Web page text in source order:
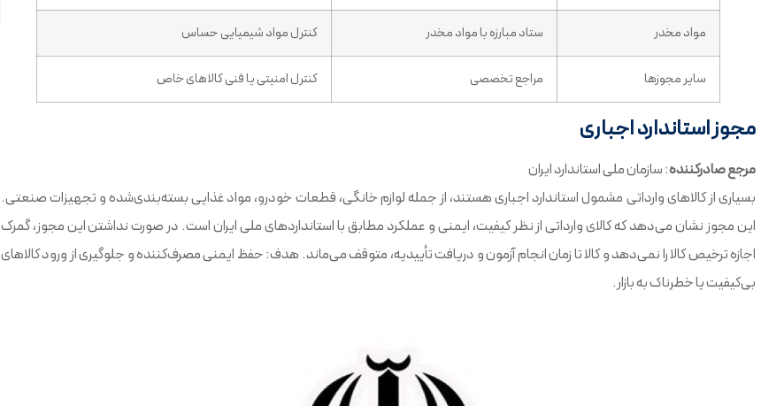
مواد مخدر ستاد مبارزه با مواد مخدر کنترل مواد شیمیایی حساس
سایر مجوزها مراجع تخصصی کنترل امنیتی یا فنی کالاهای خاص
مجوز استاندارد اجباری
مرجع صادرکننده: سازمان ملی استاندارد ایران
بسیاری از کالاهای وارداتی مشمول استاندارد اجباری هستند، از جمله لوازم خانگی، قطعات خودرو، مواد غذایی بسته‌بندی‌شده و تجهیزات صنعتی.
این مجوز نشان می‌دهد که کالای وارداتی از نظر کیفیت، ایمنی و عملکرد مطابق با استانداردهای ملی ایران است. در صورت نداشتن این مجوز، گمرک
اجازه ترخیص کالا را نمی‌دهد و کالا تا زمان انجام آزمون و دریافت تأییدیه، متوقف می‌ماند. هدف: حفظ ایمنی مصرف‌کننده و جلوگیری از ورود کالاهای
بی‌کیفیت یا خطرناک به بازار.